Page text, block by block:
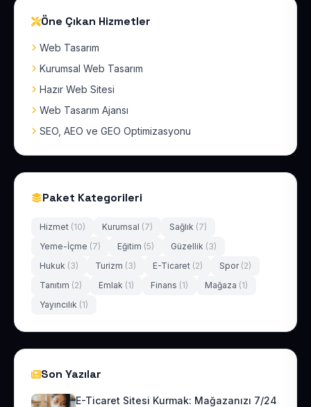
Öne Çıkan Hizmetler
Web Tasarım
Kurumsal Web Tasarım
Hazır Web Sitesi
Web Tasarım Ajansı
SEO, AEO ve GEO Optimizasyonu
Paket Kategorileri
Hizmet (10) Kurumsal (7) Sağlık (7)
Yeme-İçme (7) Eğitim (5) Güzellik (3)
Hukuk (3) Turizm (3) E-Ticaret (2) Spor (2)
Tanıtım (2) Emlak (1) Finans (1) Mağaza (1)
Yayıncılık (1)
Son Yazılar
E-Ticaret Sitesi Kurmak: Mağazanızı 7/24